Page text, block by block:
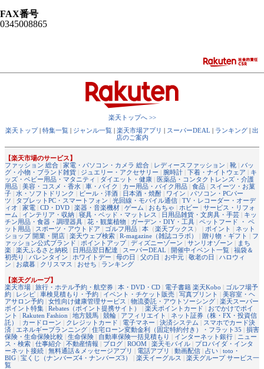
FAX番号
0345008865
楽天トップへ >>
楽天トップ| 特集一覧 | ジャンル一覧 | 楽天市場アプリ | スーパーDEAL | ランキング | 出
店のご案内
【楽天市場のサービス】
ファッション 総合 | 家電・パソコン・カメラ 総合 | レディースファッション | 靴 | バッ
グ・小物・ブランド雑貨 | ジュエリー・アクセサリー | 腕時計 | 下着・ナイトウェア | キ
ッズ・ベビー用品・マタニティ | ダイエット・健康 | 医薬品・コンタクトレンズ・介護
用品 | 美容・コスメ・香水 | 車・バイク | カー用品・バイク用品 | 食品 | スイーツ・お菓
子 | 水・ソフトドリンク | ビール・洋酒 | 日本酒・焼酎 | ワイン | パソコン・PCパー
ツ | タブレットPC・スマートフォン | 光回線・モバイル通信 | TV・レコーダー・オーデ
ィオ | 家電 | CD・DVD | 楽器・音楽機材 | ゲーム | おもちゃ | ホビー | サービス・リフォ
ーム | インテリア・収納 | 寝具・ベッド・マットレス | 日用品雑貨・文房具・手芸 | キッ
チン用品・食器・調理器具 | 花・観葉植物 | ガーデン・DIY・工具 | ペットフード ・ ペ
ット用品 | スポーツ・アウトドア | ゴルフ用品 | 本 （楽天ブックス ） | ポイント | ネット
ショップ 開業・開店 | 楽天ウェブ検索 | R-magazine（雑誌コラボ） | 贈り物・ギフト | フ
ァッション公式ブランド | ポイントアップ| ディズニーゾーン | サンリオゾーン | まち
楽 | 楽天ふるさと納税 | 日用品翌日配達 | スーパーDEAL | 開催中イベント一覧 | 福袋＆
初売り | バレンタイン | ホワイトデー | 母の日 | 父の日 | お中元 | 敬老の日 | ハロウィ
ン | お歳暮 | クリスマス | おせち | ランキング
【楽天グループ】
楽天市場 | 旅行・ホテル予約・航空券 | 本・DVD・CD | 電子書籍 楽天Kobo | ゴルフ場予
約 | レシピ | 車検見積もり・予約 | イベント・チケット販売 | 写真プリント | 美容室・ヘ
アサロン予約 | 女性向け健康管理サービス | 物流委託・アウトソーシング | 楽天スーパー
ポイント特集 | Rebates（ポイント提携サイト） | 楽天ポイントカード | おでかけでポイ
ント | Rakuten Fashion | 地方競馬 | 競輪 | アフィリエイト | ネット証券（株・FX・投資信
託）
| カードローン | クレジットカード | 電子マネー | 決済システム | スマホでカード決
済 | エネルギープランニング | 住宅ローン変動金利（固定特約付き）・フラット35 | 損害
保険・生命保険比較 | 生命保険 | 自動車保険一括見積もり | インターネット銀行 | ニュー
ス・検索 | 仕事紹介 | 不動産情報 | ブログ | ROOM | 楽天モバイル | プロバイダ・インタ
ーネット接続 | 無料通話＆メッセージアプリ | 電話アプリ | 動画配信 | 占い | toto・
BIG | 宝くじ（ナンバーズ4・ナンバーズ3） | 楽天イーグルス | 楽天グループ サービス一
覧